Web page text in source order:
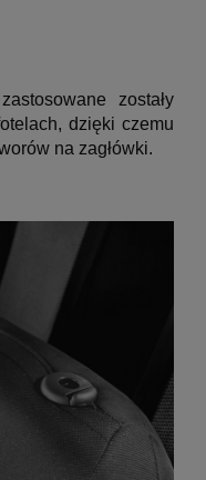
zostały
dzięki czemu
na zagłówki.